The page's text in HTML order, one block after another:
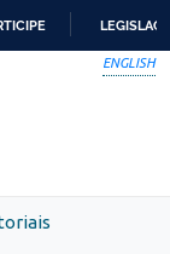
ENGLISH